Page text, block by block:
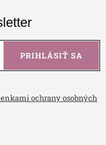
ochrany osobných
PRIHLÁSIŤ SA